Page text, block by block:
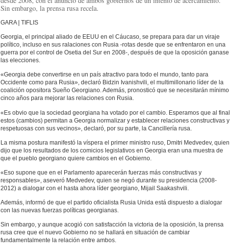
Sin embargo, la prensa rusa recela.
GARA | TIFLIS
Georgia, el principal aliado de EEUU en el Cáucaso, se prepara para dar un viraje
político, incluso en sus ralaciones con Rusia -rotas desde que se enfrentaron en una
guerra por el control de Osetia del Sur en 2008-, después de que la oposición ganase
las elecciones.
«Georgia debe convertirse en un país atractivo para todo el mundo, tanto para
Occidente como para Rusia», declaró Bidzin Ivanishvili, el multimillonario líder de la
coalición opositora Sueño Georgiano. Además, pronosticó que se necesitarán mínimo
cinco años para mejorar las relaciones con Rusia.
«Es obvio que la sociedad georgiana ha votado por el cambio. Esperamos que al final
estos (cambios) permitan a Georgia normalizar y establecer relaciones constructivas y
respetuosas con sus vecinos», declaró, por su parte, la Cancillería rusa.
La misma postura manifestó la víspera el primer ministro ruso, Dmitri Medvedev, quien
dijo que los resultados de los comicios legislativos en Georgia eran una muestra de
que el pueblo georgiano quiere cambios en el Gobierno.
«Eso supone que en el Parlamento aparecerán fuerzas más constructivas y
responsables», aseveró Medvedev, quien se negó durante su presidencia (2008-
2012) a dialogar con el hasta ahora líder georgiano, Mijail Saakashvili.
Además, informó de que el partido oficialista Rusia Unida está dispuesto a dialogar
con las nuevas fuerzas políticas georgianas.
Sin embargo, y aunque acogió con satisfacción la victoria de la oposición, la prensa
rusa cree que el nuevo Gobierno no se hallará en situación de cambiar
fundamentalmente la relación entre ambos.